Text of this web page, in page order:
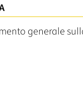
generale